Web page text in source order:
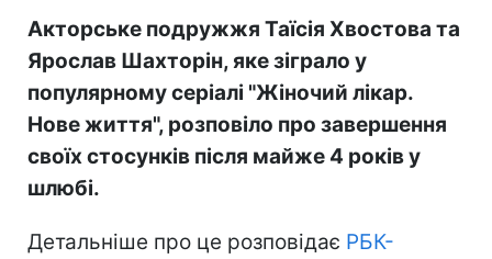
Акторське подружжя Таїсія Хвостова та
Ярослав Шахторін, яке зіграло у
популярному серіалі "Жіночий лікар.
Нове життя", розповіло про завершення
своїх стосунків після майже 4 років у
шлюбі.
Детальніше про це розповідає РБК-